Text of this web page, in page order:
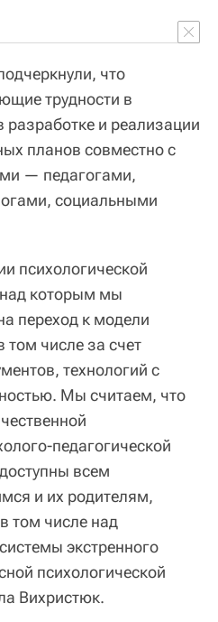
что
трудности в
и реализации
планов совместно с
— педагогами,
социальными
психологической
которым мы
переход к модели
числе за счет
технологий с
Мы считаем, что
педагогической
всем
и их родителям,
том числе над
экстренного
психологической
Вихристюк.